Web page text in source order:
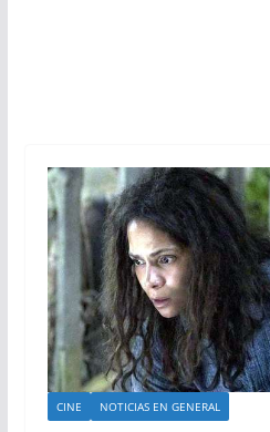
CINE NOTICIAS EN GENERAL